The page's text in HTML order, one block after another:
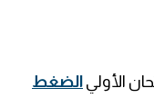
الأولي الضغط